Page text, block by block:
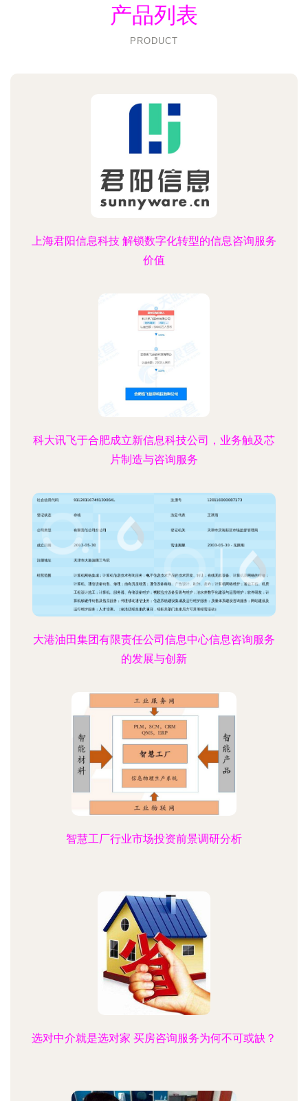
产品列表
PRODUCT
上海君阳信息科技 解锁数字化转型的信息咨询服务
价值
科大讯飞于合肥成立新信息科技公司，业务触及芯
片制造与咨询服务
大港油田集团有限责任公司信息中心信息咨询服务
的发展与创新
智慧工厂行业市场投资前景调研分析
选对中介就是选对家 买房咨询服务为何不可或缺？